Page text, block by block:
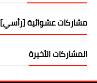
مشاركات عشوائية [رأسي]
المشاركات الأخيرة